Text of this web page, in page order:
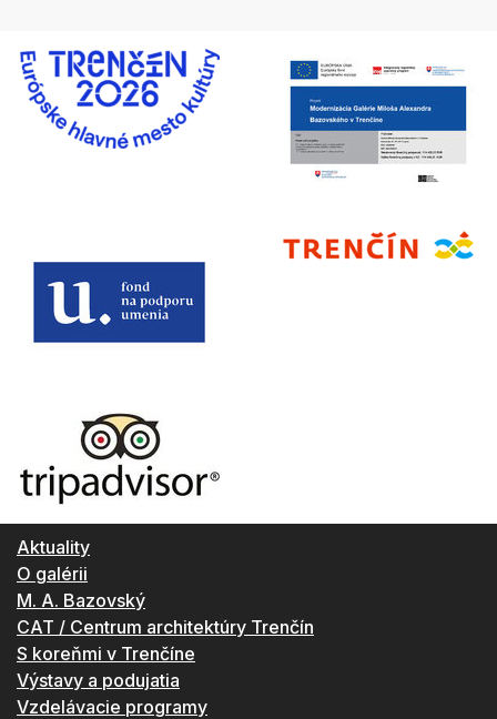
Aktuality
O galérii
M. A. Bazovský
CAT / Centrum architektúry Trenčín
S koreňmi v Trenčíne
Výstavy a podujatia
Vzdelávacie programy